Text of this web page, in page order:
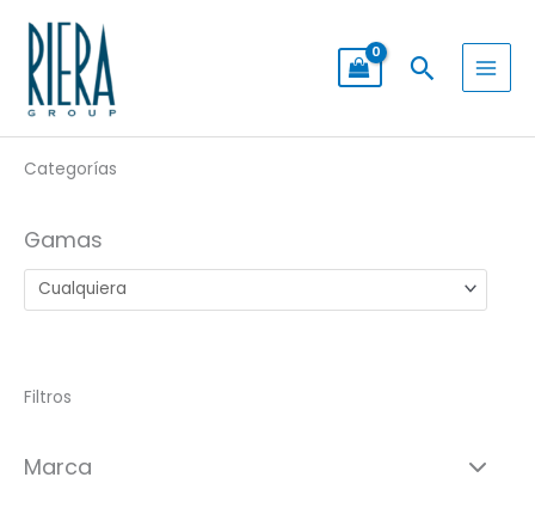
contenido
Buscar
Categorías
Gamas
Filtros
Marca